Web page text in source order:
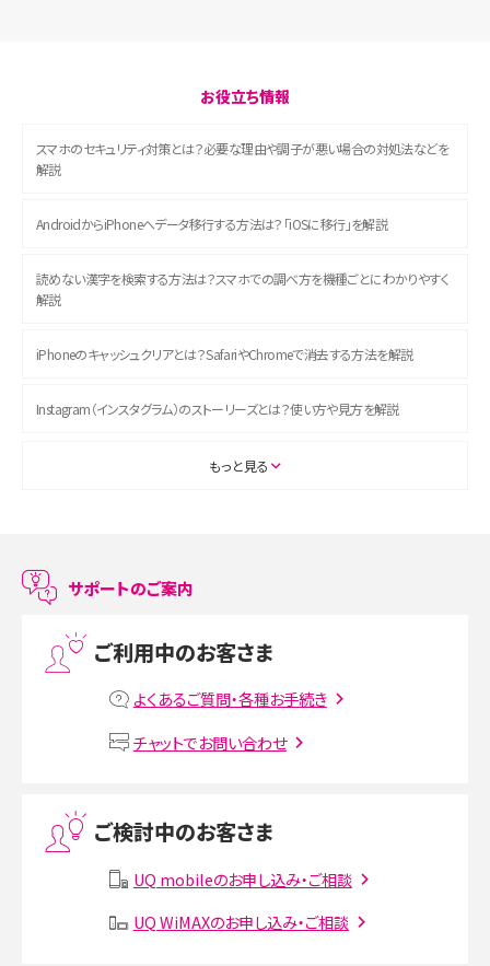
お役立ち情報
スマホのセキュリティ対策とは？必要な理由や調子が悪い場合の対処法などを
解説
AndroidからiPhoneへデータ移行する方法は？「iOSに移行」を解説
読めない漢字を検索する方法は？スマホでの調べ方を機種ごとにわかりやすく
解説
iPhoneのキャッシュクリアとは？SafariやChromeで消去する方法を解説
Instagram（インスタグラム）のストーリーズとは？使い方や見方を解説
ASMRとは？初心者向けの代表ジャンルや楽しみ方を解説
LINEで友だちを削除する方法は？方法ごとの影響や復活・復元する方法も解説
プリペイドSIMとは？種類やメリット・デメリット、利用までの流れを解説
VPN接続とは？仕組みや必要性、メリット・デメリット、接続方法を解説
Instagram（インスタグラム）でスクショするとバレる？バレるケースや撮り方も解
SMSとは？料金やできること、注意点や届かない時の対処法を解説
もっと見る
サポートのご案内
ご利用中のお客さま
よくあるご質問・各種お手続き
チャットでお問い合わせ
ご検討中のお客さま
UQ mobileのお申し込み・ご相談
UQ WiMAXのお申し込み・ご相談